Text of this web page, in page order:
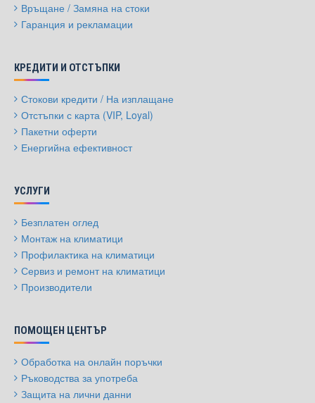
Връщане / Замяна на стоки
Гаранция и рекламации
КРЕДИТИ И ОТСТЪПКИ
Стокови кредити / На изплащане
Отстъпки с карта (VIP, Loyal)
Пакетни оферти
Енергийна ефективност
УСЛУГИ
Безплатен оглед
Монтаж на климатици
Профилактика на климатици
Сервиз и ремонт на климатици
Производители
ПОМОЩЕН ЦЕНТЪР
Обработка на онлайн поръчки
Ръководства за употреба
Защита на лични данни